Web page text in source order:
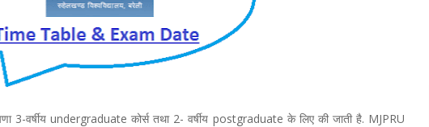
वर्षीय undergraduate कोर्स तथा 2- वर्षीय postgraduate के लिए की जाती है. MJPRU